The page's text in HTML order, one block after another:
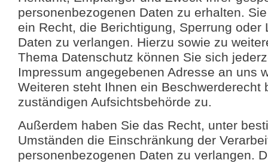
personenbezogenen Daten zu erhalten.
ein Recht, die Berichtigung, Sperrung oder
Daten zu verlangen. Hierzu sowie zu
Thema Datenschutz können Sie sich
Impressum angegebenen Adresse an uns
Weiteren steht Ihnen ein Beschwerderecht
zuständigen Aufsichtsbehörde zu.
Außerdem haben Sie das Recht, unter
Umständen die Einschränkung der
personenbezogenen Daten zu verlangen.